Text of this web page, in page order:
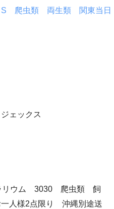
S 爬虫類 両生類 関東当日
ェックス
リウム 3030 爬虫類 飼
人様2点限り 沖縄別途送